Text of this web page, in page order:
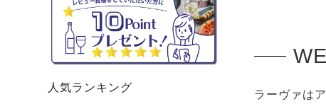
人気ランキング
ラーヴァは